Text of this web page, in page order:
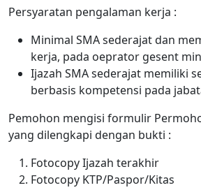
Persyaratan pengalaman kerja :
Minimal SMA sederajat dan
kerja, pada oeprator gesent
Ijazah SMA sederajat memiliki
berbasis kompetensi pada
Pemohon mengisi formulir
yang dilengkapi dengan bukti :
Fotocopy Ijazah terakhir
Fotocopy KTP/Paspor/Kitas